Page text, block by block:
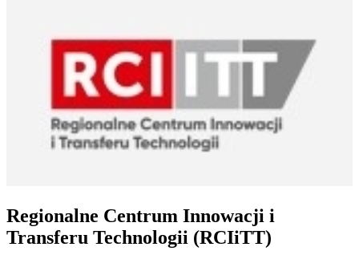
Regionalne Centrum Innowacji i
Transferu Technologii (RCIiTT)